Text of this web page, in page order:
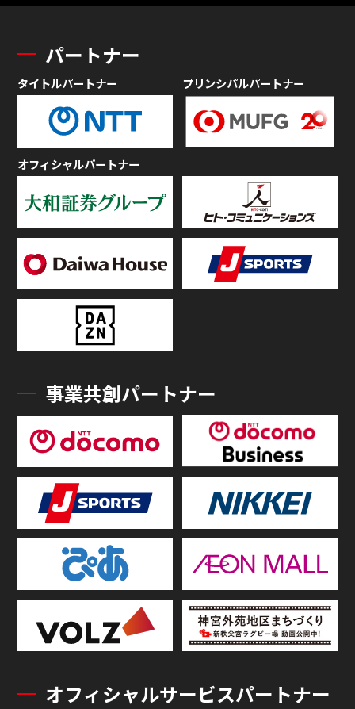
パートナー
タイトルパートナー プリンシパルパートナー
オフィシャルパートナー
事業共創パートナー
オフィシャルサービスパートナー